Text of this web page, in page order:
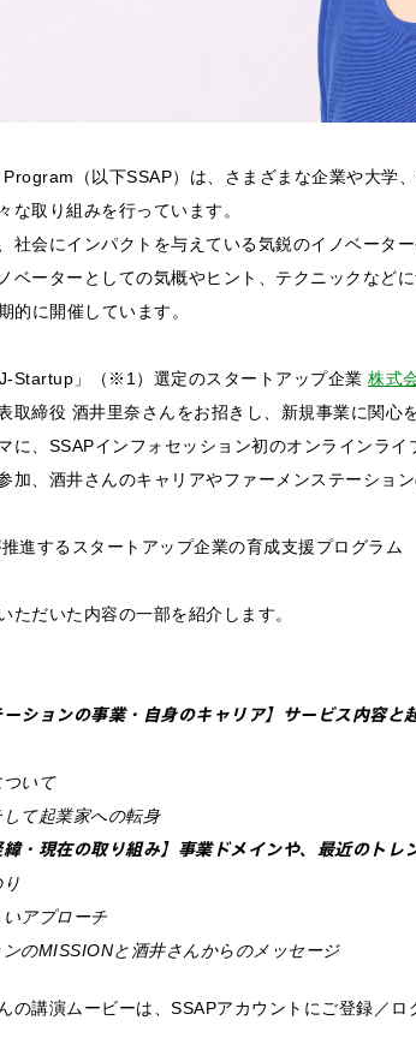
（以下SSAP）は、さまざまな企業や大学
な取り組みを行っています。
社会にインパクトを与えている気鋭のイノベータ
ベーターとしての気概やヒント、テクニックなど
的に開催しています。
Startup」（※1）選定のスタートアップ企業 株式
取締役 酒井里奈さんをお招きし、新規事業に関心
に、SSAPインフォセッション初のオンラインライ
加、酒井さんのキャリアやファーメンステーショ
進するスタートアップ企業の育成支援プログラム
ただいた内容の一部を紹介します。
ーションの事業・自身のキャリア】サービス内容と
ついて
して起業家への転身
緯・現在の取り組み】事業ドメインや、最近のトレ
いアプローチ
ンのMISSIONと酒井さんからのメッセージ
の講演ムービーは、SSAPアカウントにご登録／ロ